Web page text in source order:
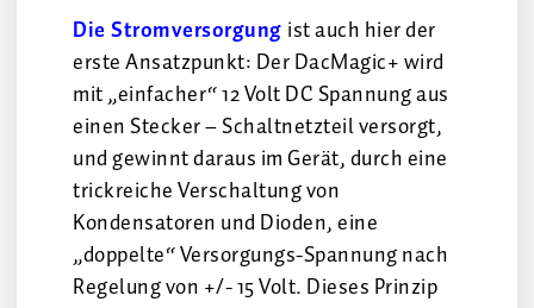
Die Stromversorgung ist auch hier der
erste Ansatzpunkt: Der DacMagic+ wird
mit „einfacher“ 12 Volt DC Spannung aus
einen Stecker – Schaltnetzteil versorgt,
und gewinnt daraus im Gerät, durch eine
trickreiche Verschaltung von
Kondensatoren und Dioden, eine
„doppelte“ Versorgungs-Spannung nach
Regelung von +/- 15 Volt. Dieses Prinzip